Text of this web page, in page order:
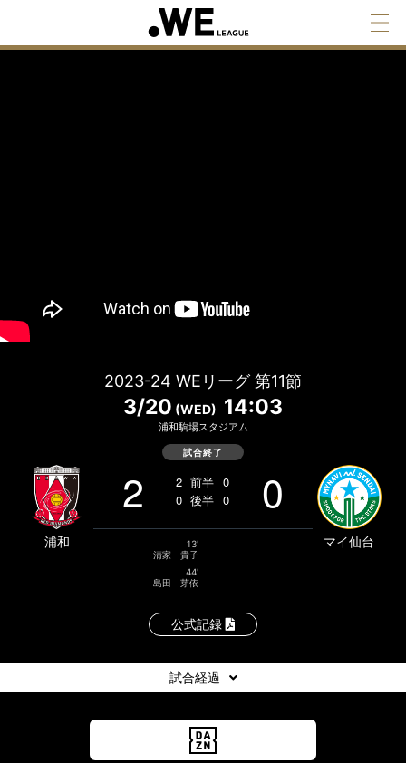
2023-24 WEリーグ 第11節
3/20 (WED) 14:03
浦和駒場スタジアム
浦和
試合終了
2 2 前半 0
0 後半 0 0
13'
清家 貴子
44'
島田 芽依
マイ仙台
公式記録
試合経過